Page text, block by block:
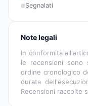
Segnalati
Note legali
In conformità
le recensioni sono
ordine cronologico
durata
Recensioni raccolte